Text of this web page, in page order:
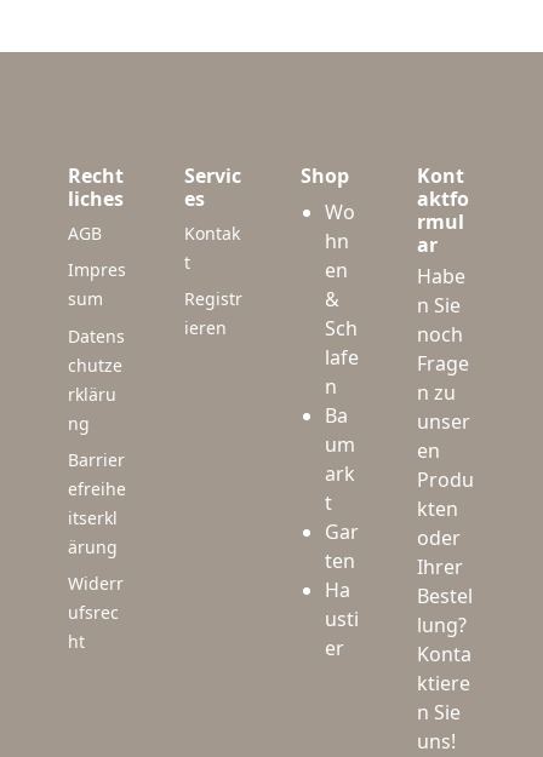
Recht
liches
AGB
Impres
sum
Datens
chutze
rkläru
ng
Barrier
efreihe
itserkl
ärung
Widerr
ufsrec
ht
Servic
es
Kontak
t
Registr
ieren
Shop
Wo
hn
en
&
Sch
lafe
n
Ba
um
ark
t
Gar
ten
Ha
usti
er
Kont
aktfo
rmul
ar
Habe
n Sie
noch
Frage
n zu
unser
en
Produ
kten
oder
Ihrer
Bestel
lung?
Konta
ktiere
n Sie
uns!